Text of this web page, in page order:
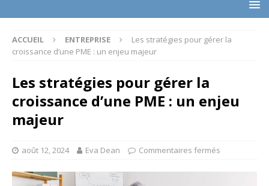
ACCUEIL ENTREPRISE
Les stratégies pour gérer la
croissance d’une PME : un enjeu majeur
Les stratégies pour gérer la
croissance d’une PME : un enjeu
majeur
août 12, 2024 Eva Dean Commentaires fermés